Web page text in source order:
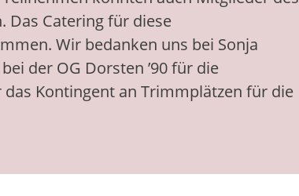
Das Catering für diese
Wir bedanken uns bei Sonja
der OG Dorsten ’90 für die
Kontingent an Trimmplätzen für die